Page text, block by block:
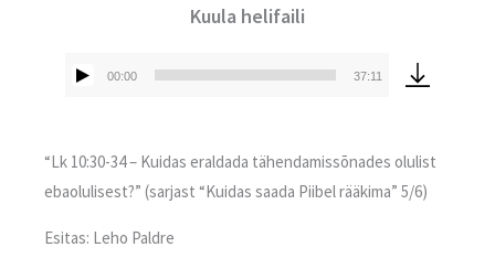
Kuula helifaili
00:00 37:11
“Lk 10:30-34 – Kuidas eraldada tähendamissõnades olulist
ebaolulisest?” (sarjast “Kuidas saada Piibel rääkima” 5/6)
Esitas: Leho Paldre